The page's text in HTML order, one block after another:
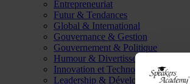
Entrepreneuriat
Futur & Tendances
Global & International
Gouvernance & Gestion
Gouvernement & Politique
Humour & Divertissement
Innovation et Technologie
Leadership & Développement